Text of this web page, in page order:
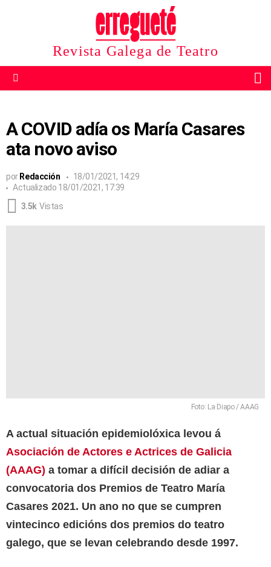
Revista Galega de Teatro
A COVID adía os María Casares
ata novo aviso
por Redacción
18/01/2021, 14:29
Actualizado 18/01/2021, 17:39
3.5k Vistas
Foto: La Diapo / AAAG
A actual situación epidemiolóxica levou á
Asociación de Actores e Actrices de Galicia
(AAAG) a tomar a difícil decisión de adiar a
convocatoria dos Premios de Teatro María
Casares 2021. Un ano no que se cumpren
vintecinco edicións dos premios do teatro
galego, que se levan celebrando desde 1997.